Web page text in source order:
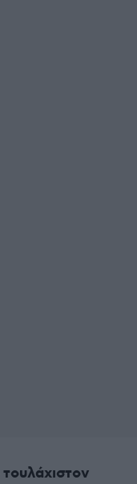
τουλάχιστον